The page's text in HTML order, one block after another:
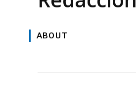
ABOUT